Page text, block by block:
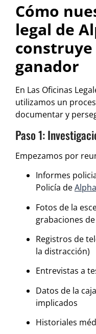
Cómo
legal de
construye
ganador
En Las Oficinas
utilizamos un
documentar y
Paso 1:
Empezamos por
Informes
Policía de
Fotos de la
grabaciones
Registros de
la distracción)
Entrevistas a
Datos de la
implicados
Historiales